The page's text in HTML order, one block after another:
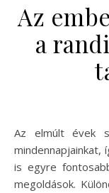
Az
a
Az elmúlt évek során a technológia forradalmasította
mindennapjainkat,
is egyre
megoldások.